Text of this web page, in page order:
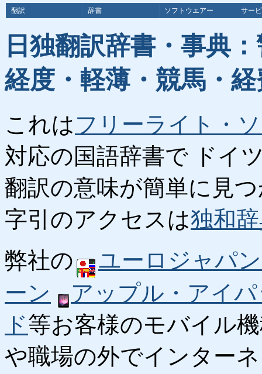
翻訳 辞書 ソフトウエアー サー
日独翻訳辞書・事典
経度・軽薄・競馬・
これはフリーライト・
対応の国語辞書で ドイ
翻訳の意味が簡単に見
字引のアクセスは独和
弊社の
ユーロジャパ
ーン
アップル・アイ
ド等お客様のモバイル
や職場の外でインター